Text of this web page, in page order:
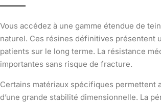
Vous accédez à une gamme étendue de
naturel. Ces résines définitives présentent
patients sur le long terme. La résistance
importantes sans risque de fracture.
Certains matériaux spécifiques permettent
d’une grande stabilité dimensionnelle. La